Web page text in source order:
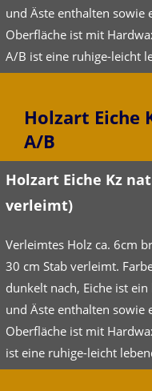
und Äste enthalten sowie
Oberfläche ist mit
A/B ist eine ruhige-leicht
Holzart Eiche
A/B
Holzart Eiche Kz
verleimt)
Verleimtes Holz ca. 6cm
30 cm Stab verleimt.
dunkelt nach, Eiche ist
und Äste enthalten sowie
Oberfläche ist mit
ist eine ruhige-leicht